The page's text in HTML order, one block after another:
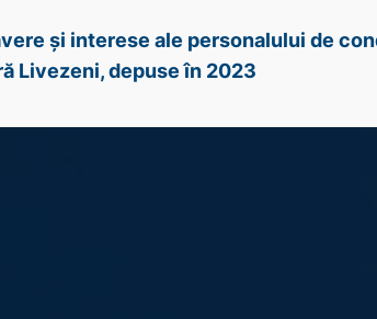
și interese ale personalului de
Livezeni, depuse în 2023